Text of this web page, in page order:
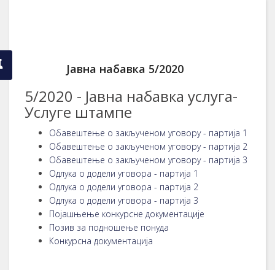
Јавна набавка 5/2020
5/2020 - Јавна набавка услуга-
Услуге штампе
Обавештење о закљученом уговору - партија 1
Обавештење о закљученом уговору - партија 2
Обавештење о закљученом уговору - партија 3
Одлука о додели уговора - партија 1
Одлука о додели уговора - партија 2
Одлука о додели уговора - партија 3
Појашњење конкурсне документације
Позив за подношење понуда
Конкурсна документација